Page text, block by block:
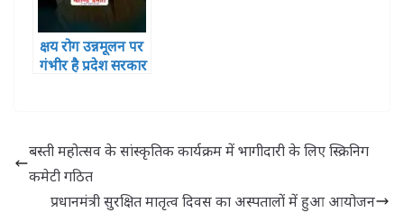
क्षय रोग उन्नमूलन पर
गंभीर है प्रदेश सरकार
बस्ती महोत्सव के सांस्कृतिक कार्यक्रम में भागीदारी के लिए स्क्रिनिग
कमेटी गठित
प्रधानमंत्री सुरक्षित मातृत्व दिवस का अस्पतालों में हुआ आयोजन